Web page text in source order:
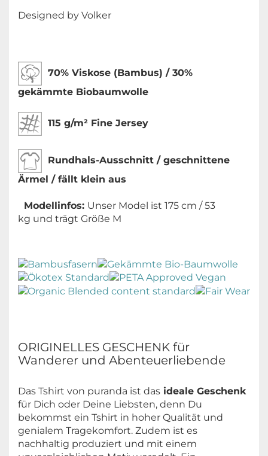
Designed by Volker
70% Viskose (Bambus) / 30%
gekämmte Biobaumwolle
115 g/m² Fine Jersey
Rundhals-Ausschnitt / geschnittene
Ärmel / fällt klein aus
Modellinfos: Unser Model ist 175 cm / 53
kg und trägt Größe M
ORIGINELLES GESCHENK für
Wanderer und Abenteuerliebende
Das Tshirt von puranda ist das ideale Geschenk
für Dich oder Deine Liebsten, denn Du
bekommst ein Tshirt in hoher Qualität und
genialem Tragekomfort. Zudem ist es
nachhaltig produziert und mit einem